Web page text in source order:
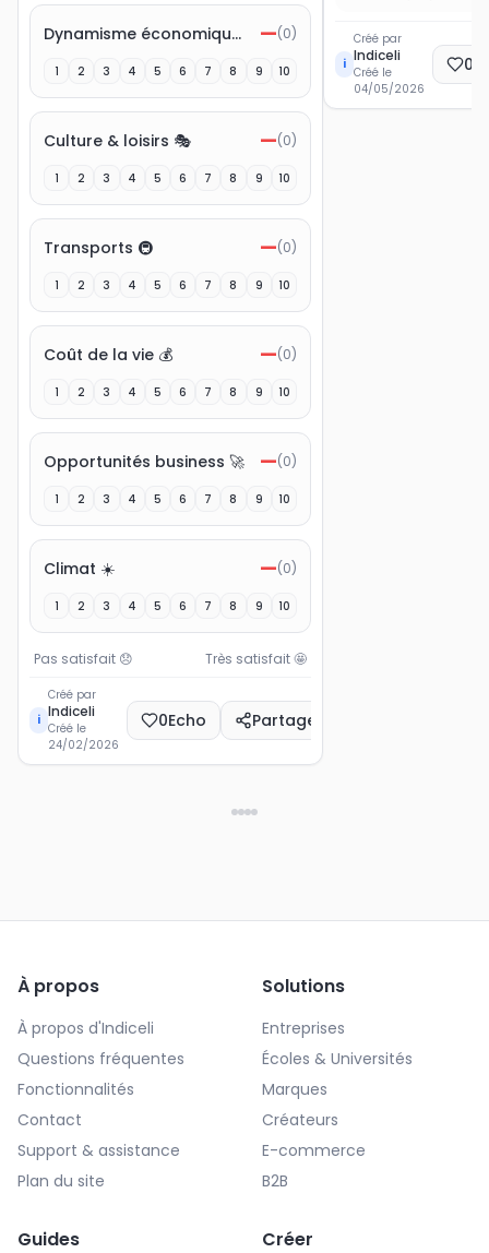
Dynamisme économique 💼 —(0)
1 2 3 4 5 6 7 8 9 10
Culture & loisirs 🎭 —(0)
1 2 3 4 5 6 7 8 9 10
Transports 🚇 —(0)
1 2 3 4 5 6 7 8 9 10
Coût de la vie 💰 —(0)
1 2 3 4 5 6 7 8 9 10
Opportunités business 🚀 —(0)
1 2 3 4 5 6 7 8 9 10
Climat ☀️ —(0)
1 2 3 4 5 6 7 8 9 10
Pas satisfait 😞 Très satisfait🤩
i
Créé par
Indiceli
Créé le
24/02/2026
0Echo Partager
i
Créé par
Indiceli
Créé le
04/05/2026
0
À propos
À propos d'Indiceli
Questions fréquentes
Fonctionnalités
Contact
Support & assistance
Plan du site
Solutions
Entreprises
Écoles & Universités
Marques
Créateurs
E-commerce
B2B
Guides Créer